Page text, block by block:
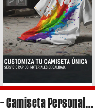
– Camiseta Personalizada DTF –